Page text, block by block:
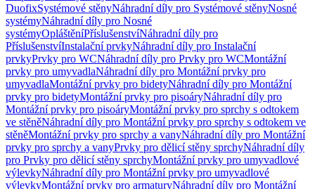
DuofixSystémové stěnyNáhradní díly pro Systémové stěnyNosné
systémyNáhradní díly pro Nosné
systémyOpláštěníPříslušenstvíNáhradní díly pro
PříslušenstvíInstalační prvkyNáhradní díly pro Instalační
prvkyPrvky pro WCNáhradní díly pro Prvky pro WCMontážní
prvky pro umyvadlaNáhradní díly pro Montážní prvky pro
umyvadlaMontážní prvky pro bidetyNáhradní díly pro Montážní
prvky pro bidetyMontážní prvky pro pisoáryNáhradní díly pro
Montážní prvky pro pisoáryMontážní prvky pro sprchy s odtokem
ve stěněNáhradní díly pro Montážní prvky pro sprchy s odtokem ve
stěněMontážní prvky pro sprchy a vanyNáhradní díly pro Montážní
prvky pro sprchy a vanyPrvky pro dělicí stěny sprchyNáhradní díly
pro Prvky pro dělicí stěny sprchyMontážní prvky pro umyvadlové
výlevkyNáhradní díly pro Montážní prvky pro umyvadlové
výlevkyMontážní prvky pro armaturyNáhradní díly pro Montážní